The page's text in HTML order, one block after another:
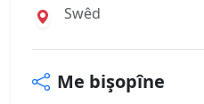
Swêd
Me bişopîne